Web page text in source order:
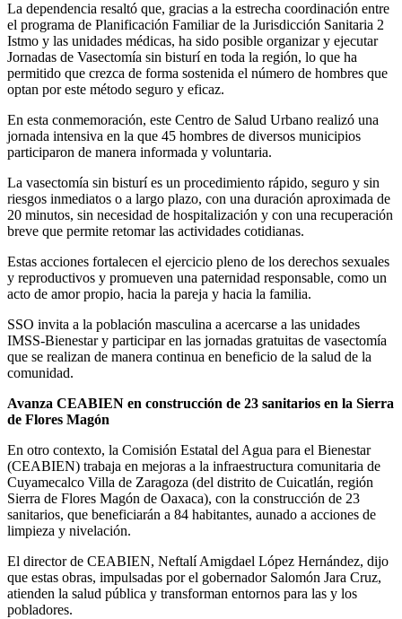
La dependencia resaltó que, gracias a la estrecha coordinación entre
el programa de Planificación Familiar de la Jurisdicción Sanitaria 2
Istmo y las unidades médicas, ha sido posible organizar y ejecutar
Jornadas de Vasectomía sin bisturí en toda la región, lo que ha
permitido que crezca de forma sostenida el número de hombres que
optan por este método seguro y eficaz.
En esta conmemoración, este Centro de Salud Urbano realizó una
jornada intensiva en la que 45 hombres de diversos municipios
participaron de manera informada y voluntaria.
La vasectomía sin bisturí es un procedimiento rápido, seguro y sin
riesgos inmediatos o a largo plazo, con una duración aproximada de
20 minutos, sin necesidad de hospitalización y con una recuperación
breve que permite retomar las actividades cotidianas.
Estas acciones fortalecen el ejercicio pleno de los derechos sexuales
y reproductivos y promueven una paternidad responsable, como un
acto de amor propio, hacia la pareja y hacia la familia.
SSO invita a la población masculina a acercarse a las unidades
IMSS-Bienestar y participar en las jornadas gratuitas de vasectomía
que se realizan de manera continua en beneficio de la salud de la
comunidad.
Avanza CEABIEN en construcción de 23 sanitarios en la Sierra
de Flores Magón
En otro contexto, la Comisión Estatal del Agua para el Bienestar
(CEABIEN) trabaja en mejoras a la infraestructura comunitaria de
Cuyamecalco Villa de Zaragoza (del distrito de Cuicatlán, región
Sierra de Flores Magón de Oaxaca), con la construcción de 23
sanitarios, que beneficiarán a 84 habitantes, aunado a acciones de
limpieza y nivelación.
El director de CEABIEN, Neftalí Amigdael López Hernández, dijo
que estas obras, impulsadas por el gobernador Salomón Jara Cruz,
atienden la salud pública y transforman entornos para las y los
pobladores.